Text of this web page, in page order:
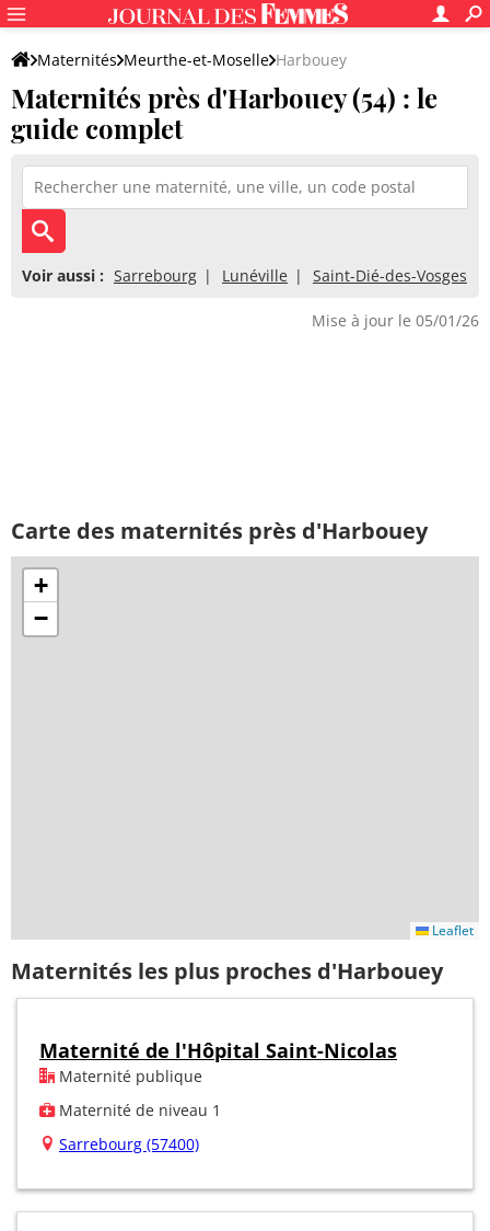
Maternités Meurthe-et-Moselle Harbouey
Maternités près d'Harbouey (54) : le
guide complet
Voir aussi : Sarrebourg Lunéville Saint-Dié-des-Vosges
Mise à jour le 05/01/26
Carte des maternités près d'Harbouey
+
−
Leaflet
Maternités les plus proches d'Harbouey
Maternité de l'Hôpital Saint-Nicolas
Maternité publique
Maternité de niveau 1
Sarrebourg (57400)